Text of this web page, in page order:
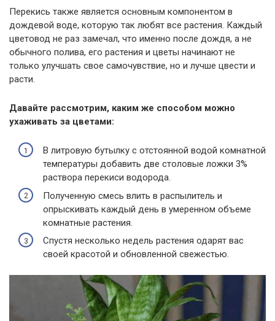
Перекись также является основным компонентом в
дождевой воде, которую так любят все растения. Каждый
цветовод не раз замечал, что именно после дождя, а не
обычного полива, его растения и цветы начинают не
только улучшать свое самочувствие, но и лучше цвести и
расти.
Давайте рассмотрим, каким же способом можно
ухаживать за цветами:
В литровую бутылку с отстоянной водой комнатной
температуры добавить две столовые ложки 3%
раствора перекиси водорода.
Полученную смесь влить в распылитель и
опрыскивать каждый день в умеренном объеме
комнатные растения.
Спустя несколько недель растения одарят вас
своей красотой и обновленной свежестью.